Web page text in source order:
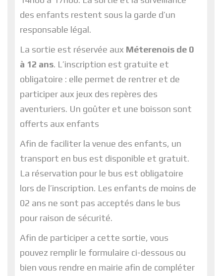
des enfants restent sous la garde d’un
responsable légal.
La sortie est réservée aux Méterenois de 0
à 12 ans. L’inscription est gratuite et
obligatoire : elle permet de rentrer et de
participer aux jeux des repères des
aventuriers. Un goûter et une boisson sont
offerts aux enfants
Afin de faciliter la venue des enfants, un
transport en bus est disponible et gratuit.
La réservation pour le bus est obligatoire
lors de l’inscription. Les enfants de moins de
02 ans ne sont pas acceptés dans le bus
pour raison de sécurité.
Afin de participer a cette sortie, vous
pouvez remplir le formulaire ci-dessous ou
bien vous rendre en mairie afin de compléter